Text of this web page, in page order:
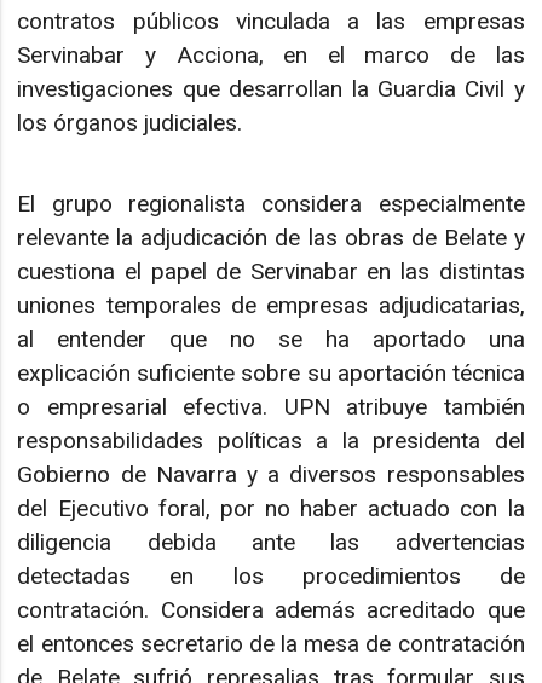
contratos públicos vinculada a las empresas
Servinabar y Acciona, en el marco de las
investigaciones que desarrollan la Guardia Civil y
los órganos judiciales.
El grupo regionalista considera especialmente
relevante la adjudicación de las obras de Belate y
cuestiona el papel de Servinabar en las distintas
uniones temporales de empresas adjudicatarias,
al entender que no se ha aportado una
explicación suficiente sobre su aportación técnica
o empresarial efectiva. UPN atribuye también
responsabilidades políticas a la presidenta del
Gobierno de Navarra y a diversos responsables
del Ejecutivo foral, por no haber actuado con la
diligencia debida ante las advertencias
detectadas en los procedimientos de
contratación. Considera además acreditado que
el entonces secretario de la mesa de contratación
de Belate sufrió represalias tras formular sus